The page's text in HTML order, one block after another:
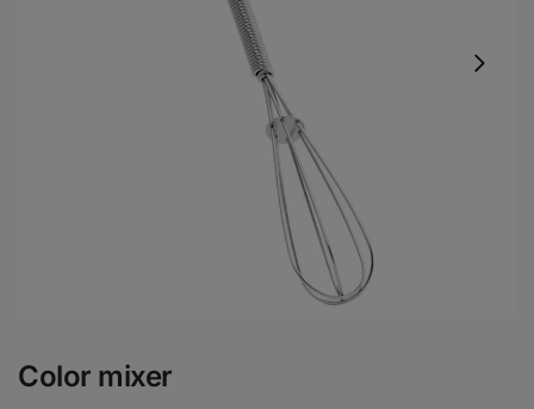
Color mixer